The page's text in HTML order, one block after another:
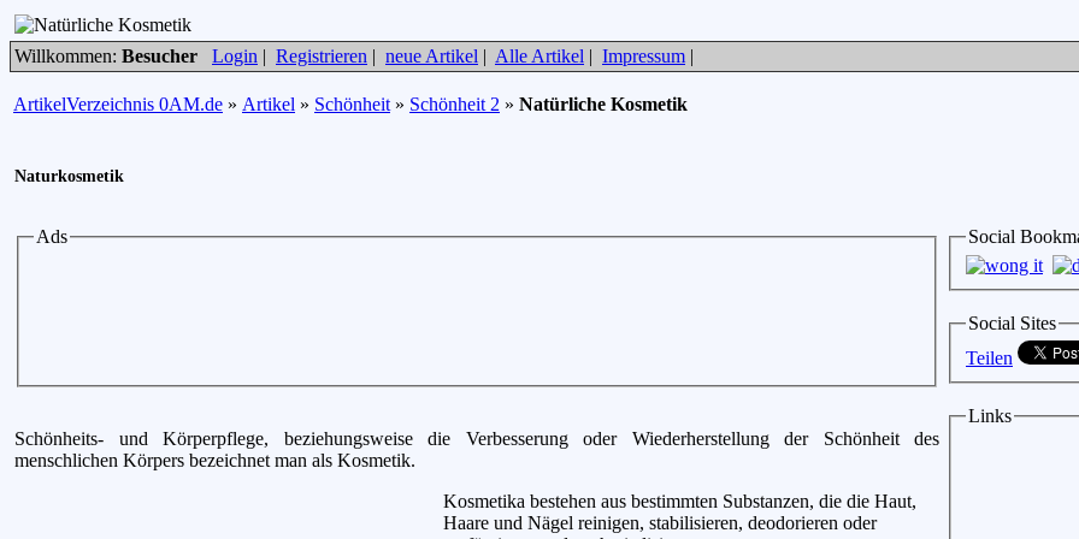
Willkommen: Besucher Login | Registrieren | neue Artikel | Alle Artikel | Impressum |
ArtikelVerzeichnis 0AM.de » Artikel » Schönheit » Schönheit 2 » Natürliche Kosmetik
Naturkosmetik
Ads
Schönheits- und Körperpflege, beziehungsweise die Verbesserung oder Wiederherstellung der Schönheit des
menschlichen Körpers bezeichnet man als Kosmetik.
Kosmetika bestehen aus bestimmten Substanzen, die die Haut,
Haare und Nägel reinigen, stabilisieren, deodorieren oder
Social
Social Sites
Teilen
Links